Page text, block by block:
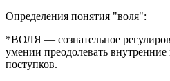
Определения понятия "воля":
*ВОЛЯ — сознательное
умении преодолевать
поступков.